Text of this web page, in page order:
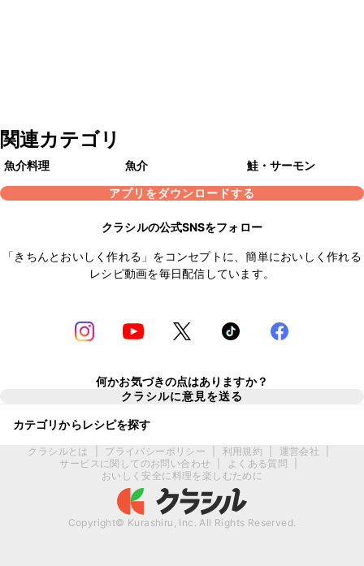
関連カテゴリ
魚介料理 魚介
鮭・サーモン
アプリをダウンロードする
クラシルの公式SNSをフォロー
「きちんとおいしく作れる」をコンセプトに、簡単においしく作れる
レシピ動画を毎日配信しています。
何かお気づきの点はありますか？
クラシルに意見を送る
カテゴリからレシピを探す
クラシルとは プライバシーポリシー 利用規約 運営会社
サービスに関してのお問い合わせ
よくある質問
おいしく安全に料理を楽しむために
Copyright© Kurashiru, Inc. All Rights Reserved.